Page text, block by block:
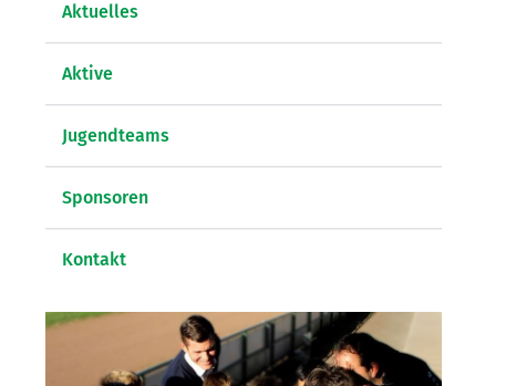
Aktuelles
Aktive
Jugendteams
Sponsoren
Kontakt